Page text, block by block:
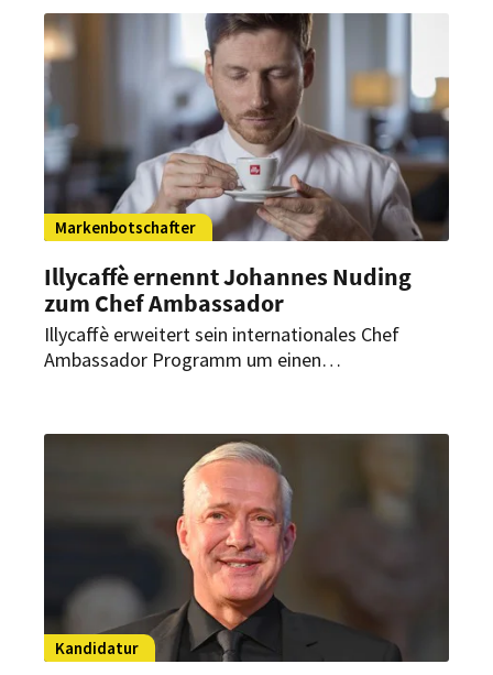
setzte er auf regionale Produkte und
präsentierte kreative Variationen des
Edelgemüses.
Markenbotschafter
Illycaffè ernennt Johannes Nuding
zum Chef Ambassador
Illycaffè erweitert sein internationales Chef
Ambassador Programm um einen
wird neuer Markenbotschafter des italienischen
Kaffeeunternehmens.
Kandidatur